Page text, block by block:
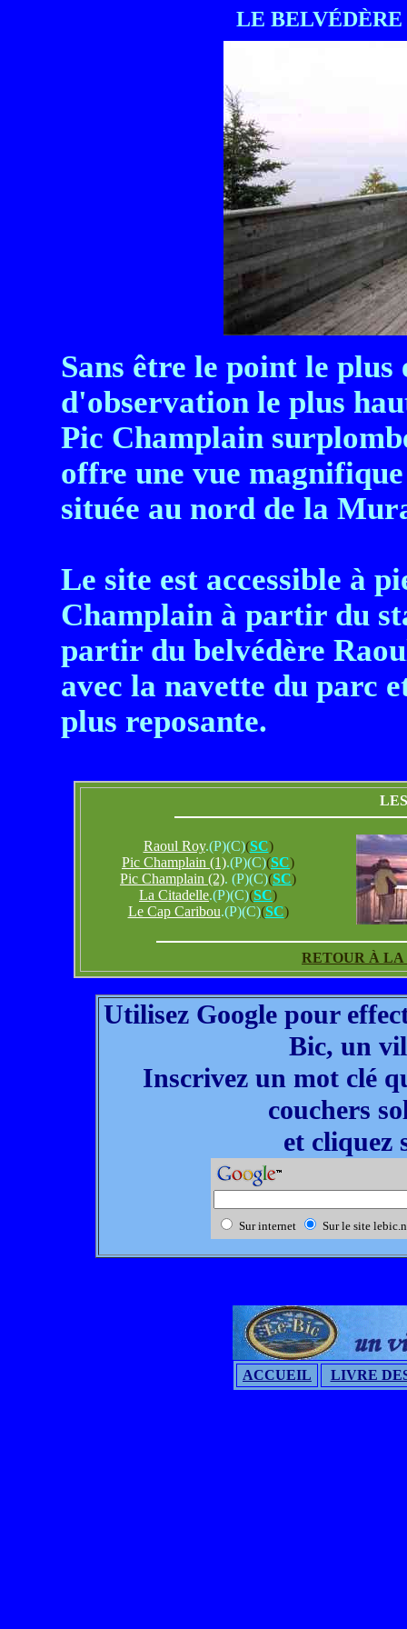
LE
Sans être le point le plus
d'observation le plus
Pic Champlain
offre une vue
située au nord de la
Le site est accessible à
Champlain à partir du
partir du belvédère
avec la navette du parc
plus reposante.
Raoul Roy.(P)(C)(SC)
Pic Champlain (1).(P)(C)(SC)
Pic Champlain (2). (P)(C)(SC)
La Citadelle.(P)(C)(SC)
Le Cap Caribou.(P)(C)(SC)
RETOUR À
Utilisez Google pour
Bic, un
Inscrivez un mot clé
couchers
et cliquez
Sur internet Sur le site
ACCUEIL LIVRE